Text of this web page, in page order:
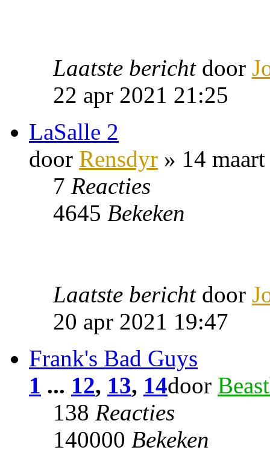
Laatste bericht door
22 apr 2021 21:25
LaSalle 2
door Rensdyr » 14
7 Reacties
4645 Bekeken
Laatste bericht door
20 apr 2021 19:47
Frank's Bad Guys
1 ... 12, 13, 14door
138 Reacties
140000 Bekeken